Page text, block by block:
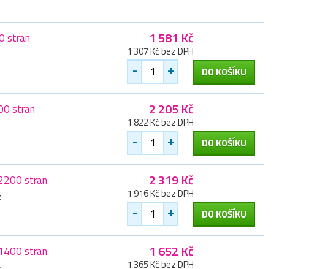
stran 1 581 Kč
1 307 Kč bez DPH
- + DO KOŠÍKU
stran 2 205 Kč
1 822 Kč bez DPH
- + DO KOŠÍKU
stran 2 319 Kč
1 916 Kč bez DPH
- + DO KOŠÍKU
stran 1 652 Kč
1 365 Kč bez DPH